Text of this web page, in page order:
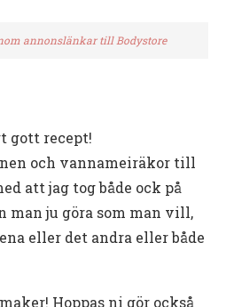
annonslänkar till Bodystore
gott recept!
och vannameiräkor till
att jag tog både ock på
man ju göra som man vill,
eller det andra eller både
Hoppas ni gör också